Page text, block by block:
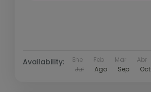
Availability: Ene Feb Mar Abr
Jul
Ago Sep Oct